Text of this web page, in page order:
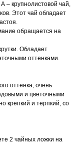
– крупнолистовой чай,
Этот чай обладает
обращается на
Обладает
оттенками.
оттенка, очень
и цветочными
крепкий и терпкий, со
2 чайных ложки на